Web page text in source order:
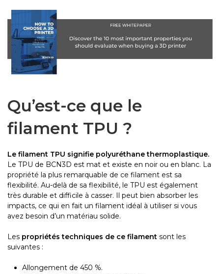
Qu’est-ce que le
filament TPU ?
Le filament TPU signifie polyuréthane thermoplastique.
Le TPU de BCN3D est mat et existe en noir ou en blanc. La
propriété la plus remarquable de ce filament est sa
flexibilité. Au-delà de sa flexibilité, le TPU est également
très durable et difficile à casser. Il peut bien absorber les
impacts, ce qui en fait un filament idéal à utiliser si vous
avez besoin d’un matériau solide.
Les propriétés techniques de ce filament sont les
suivantes :
Allongement de 450 %.